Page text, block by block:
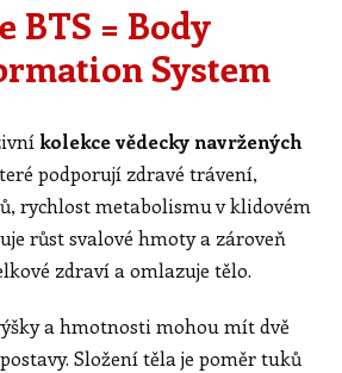
BTS = Body
System
kolekce vědecky navržených
podporují zdravé trávení,
rychlost metabolismu v klidovém
růst svalové hmoty a zároveň
zdraví a omlazuje tělo.
a hmotnosti mohou mít dvě
Složení těla je poměr tuků